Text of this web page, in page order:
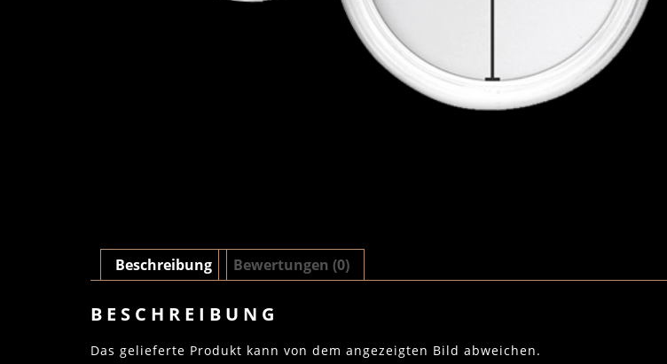
Beschreibung Bewertungen (0)
BESCHREIBUNG
Das gelieferte Produkt kann von dem angezeigten Bild abweichen.